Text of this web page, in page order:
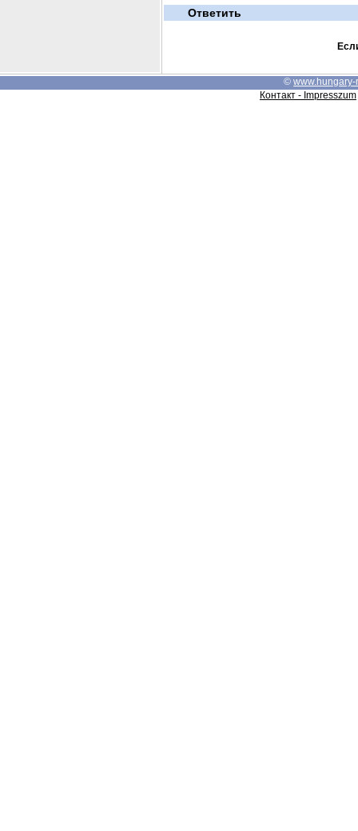
Ответить
© www.hungary-
Контакт - Impresszum